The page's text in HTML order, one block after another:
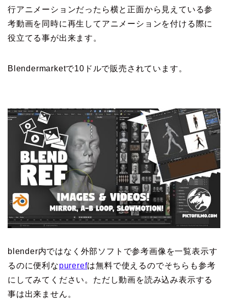
行アニメーションだったら横と正面から見えている参
考動画を同時に再生してアニメーションを付ける際に
役立てる事が出来ます。
Blendermarketで10ドルで販売されています。
blender内ではなく外部ソフトで参考画像を一覧表示す
るのに便利なpurerefは無料で使えるのでそちらも参考
にしてみてください。ただし動画を読み込み表示する
事は出来ません。